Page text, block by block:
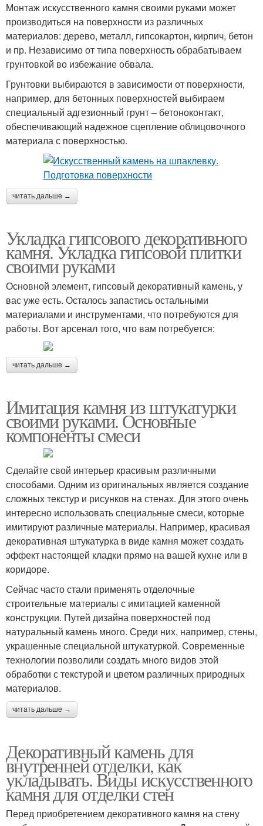
Работа с декоративным
камнем
Рваный камень
Гипсовый камень Бетонный камень
Камень для цоколя
горизонтальную
поверхность
Монтаж искусственного камня своими руками может
производиться на поверхности из различных
материалов: дерево, металл, гипсокартон, кирпич, бетон
и пр. Независимо от типа поверхность обрабатываем
грунтовкой во избежание обвала.
Грунтовки выбираются в зависимости от поверхности,
например, для бетонных поверхностей выбираем
специальный адгезионный грунт – бетоноконтакт,
обеспечивающий надежное сцепление облицовочного
материала с поверхностью.
читать дальше →
Укладка гипсового декоративного
камня. Укладка гипсовой плитки
своими руками
Основной элемент, гипсовый декоративный камень, у
вас уже есть. Осталось запастись остальными
материалами и инструментами, что потребуются для
работы. Вот арсенал того, что вам потребуется:
читать дальше →
Имитация камня из штукатурки
своими руками. Основные
компоненты смеси
Сделайте свой интерьер красивым различными
способами. Одним из оригинальных является создание
сложных текстур и рисунков на стенах. Для этого очень
интересно использовать специальные смеси, которые
имитируют различные материалы. Например, красивая
декоративная штукатурка в виде камня может создать
эффект настоящей кладки прямо на вашей кухне или в
коридоре.
Сейчас часто стали применять отделочные
строительные материалы с имитацией каменной
конструкции. Путей дизайна поверхностей под
натуральный камень много. Среди них, например, стены,
украшенные специальной штукатуркой. Современные
технологии позволили создать много видов этой
обработки с текстурой и цветом различных природных
материалов.
читать дальше →
Декоративный камень для
внутренней отделки, как
укладывать. Виды искусственного
камня для отделки стен
Перед приобретением декоративного камня на стену